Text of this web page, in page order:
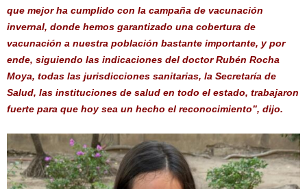
que mejor ha cumplido con la campaña de vacunación
invernal, donde hemos garantizado una cobertura de
vacunación a nuestra población bastante importante, y por
ende, siguiendo las indicaciones del doctor Rubén Rocha
Moya, todas las jurisdicciones sanitarias, la Secretaría de
Salud, las instituciones de salud en todo el estado, trabajaron
fuerte para que hoy sea un hecho el reconocimiento”, dijo.